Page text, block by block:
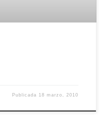
Publicada 18 marzo, 2010